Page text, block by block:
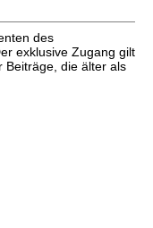
des
exklusive Zugang gilt
Beiträge, die älter als